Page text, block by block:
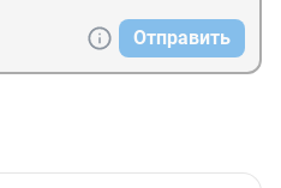
Отправить